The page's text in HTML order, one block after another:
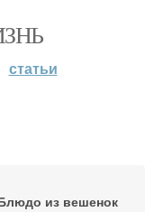
статьи
из вешенок